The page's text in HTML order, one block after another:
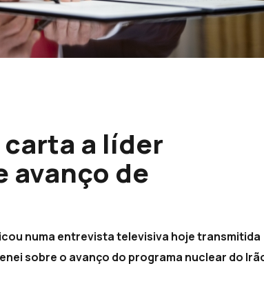
a líder
avanço de
numa entrevista televisiva hoje transmitida
sobre o avanço do programa nuclear do